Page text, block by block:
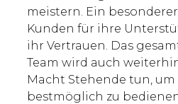
meistern. Ein
Kunden für ihre
ihr Vertrauen. Das
Team wird auch
Macht Stehende tun, um
bestmöglich zu